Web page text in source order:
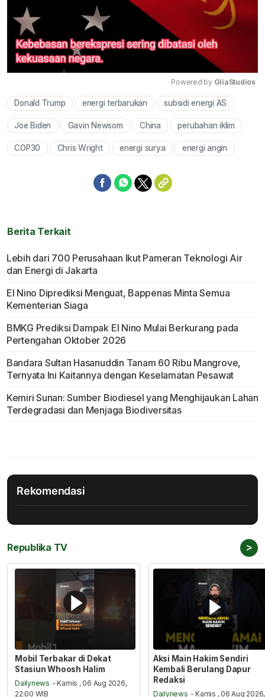
Mute
Powered by GliaStudios
Donald Trump energi terbarukan subsidi energi AS
Joe Biden Gavin Newsom China perubahan iklim
COP30 Chris Wright energi surya energi angin
Berita Terkait
Lebih dari 700 Perusahaan Ikut Pameran Teknologi Air
dan Energi di Jakarta
El Nino Diprediksi Menguat, Bappenas Minta Semua
Kementerian Siaga
BMKG Prediksi Dampak El Nino Mulai Berkurang pada
Pertengahan Oktober 2026
Bandara Sultan Hasanuddin Tanam 60 Ribu Mangrove,
Ternyata Ini Kaitannya dengan Keselamatan Pesawat
Kemiri Sunan: Sumber Biodiesel yang Menghijaukan Lahan
Terdegradasi dan Menjaga Biodiversitas
Rekomendasi
Republika TV >
Mobil Terbakar di Dekat
Stasiun Whoosh Halim
Dailynews - Kamis , 06 Aug 2026,
22:00 WIB
Aksi Main Hakim Sendiri
Kembali Berulang Dapur
Redaksi
Dailynews - Kamis , 06 Aug 2026,